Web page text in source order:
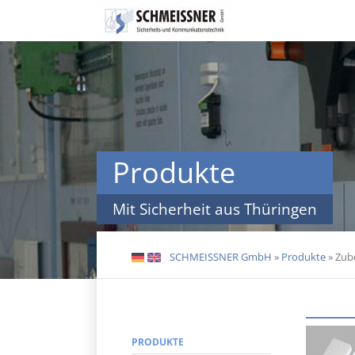
Navigation
überspringen
Produkte
Mit Sicherheit aus Thüringen
DE EN SCHMEISSNER GmbH » Produkte»
PRODUKTE